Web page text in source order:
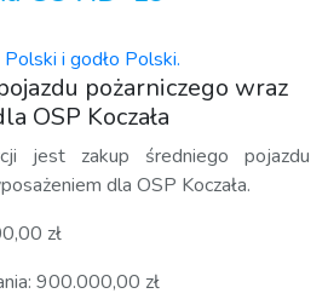
pożarniczego wraz
OSP Koczała
jest zakup średniego pojazdu
dla OSP Koczała.
zł
900.000,00 zł